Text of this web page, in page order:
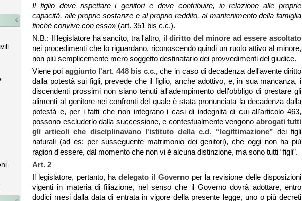
Il figlio deve rispettare i genitori e deve contribuire, in relazione alle proprie
capacità, alle proprie sostanze e al proprio reddito, al mantenimento della famiglia
finché convive con essa» (art. 351 bis c.c.).
N.B.: Il legislatore ha sancito, tra l'altro, il diritto del minore ad essere ascoltato
nei procedimenti che lo riguardano, riconoscendo quindi un ruolo attivo al minore,
non più semplicemente mero soggetto destinatario dei provvedimenti del giudice.
Viene poi aggiunto l'art. 448 bis c.c.,che in caso di decadenza dell'avente diritto
dalla potestà sui figli, prevede che il figlio, anche adottivo, e, in sua mancanza, i
discendenti prossimi non siano tenuti all'adempimento dell'obbligo di prestare gli
alimenti al genitore nei confronti del quale è stata pronunciata la decadenza dalla
potestà e, per i fatti che non integrano i casi di indegnità di cui all'articolo 463,
possono escluderlo dalla successione, e contestualmente vengono abrogati tutti
gli articoli che disciplinavano l'istituto della c.d. “legittimazione” dei figli
naturali (ad es: per susseguente matrimonio dei genitori), che oggi non ha più
ragion d'essere, dal momento che non vi è alcuna distinzione, ma sono tutti “figli”.
Art. 2
Il legislatore, pertanto, hadelegato il Governoper la revisione delle disposizioni
vigenti in materia di filiazione, nel senso che il Governo dovrà adottare, entro
dodici mesi dalla data di entrata in vigore della presente legge, uno o più decreti